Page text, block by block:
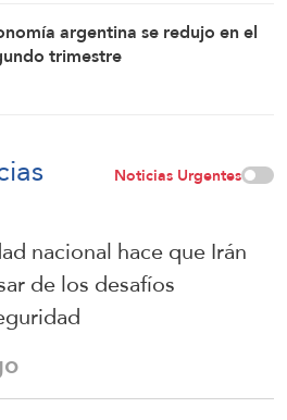
argentina se redujo en el
trimestre
Noticias Urgentes
nacional hace que Irán
de los desafíos